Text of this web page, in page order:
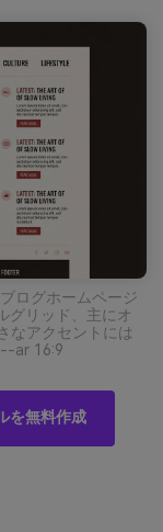
ログホームページ
グリッド、主にオ
なアクセントには
--ar 16:9
を無料作成